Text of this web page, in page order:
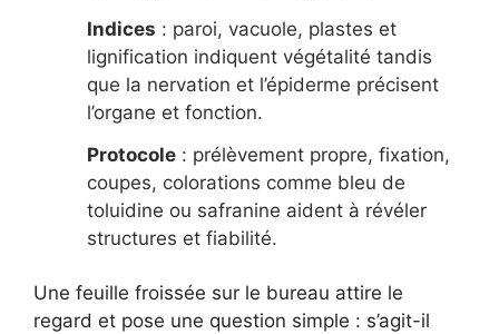
Indices : paroi, vacuole, plastes et
lignification indiquent végétalité tandis
que la nervation et l’épiderme précisent
l’organe et fonction.
Protocole : prélèvement propre, fixation,
coupes, colorations comme bleu de
toluidine ou safranine aident à révéler
structures et fiabilité.
Une feuille froissée sur le bureau attire le
regard et pose une question simple : s’agit-il